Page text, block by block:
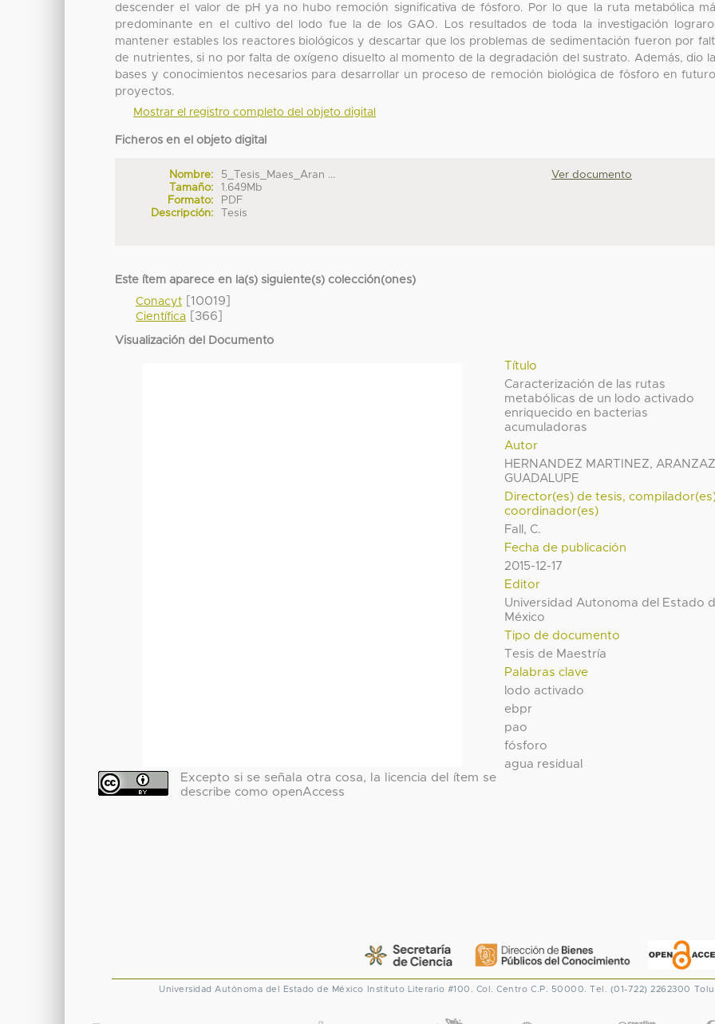
descender el valor de pH ya no hubo remoción significativa de fósforo. Por lo que la ruta metabólica
predominante en el cultivo del lodo fue la de los GAO. Los resultados de toda la investigación
mantener estables los reactores biológicos y descartar que los problemas de sedimentación fueron por
de nutrientes, si no por falta de oxígeno disuelto al momento de la degradación del sustrato. Además, dio
bases y conocimientos necesarios para desarrollar un proceso de remoción biológica de fósforo en
proyectos.
Mostrar el registro completo del objeto digital
Ficheros en el objeto digital
Nombre:
5_Tesis_Maes_Aran ...
Tamaño:
1.649Mb
Formato:
PDF
Descripción:
Tesis
Ver documento
Este ítem aparece en la(s) siguiente(s) colección(ones)
Conacyt [10019]
Científica [366]
Visualización del Documento
Título
Caracterización de las rutas
metabólicas de un lodo activado
enriquecido en bacterias
acumuladoras
Autor
HERNANDEZ MARTINEZ,
GUADALUPE
Director(es) de tesis,
coordinador(es)
Fall, C.
Fecha de publicación
2015-12-17
Editor
Universidad Autonoma del Estado
México
Tipo de documento
Tesis de Maestría
Palabras clave
lodo activado
ebpr
pao
fósforo
agua residual
Excepto si se señala otra cosa, la licencia del ítem se
describe como openAccess
Universidad Autónoma del Estado de México Instituto Literario #100. Col. Centro C.P. 50000. Tel. (01-722) 2262300